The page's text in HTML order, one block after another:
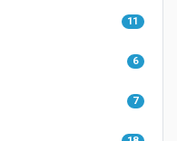
11
6
7